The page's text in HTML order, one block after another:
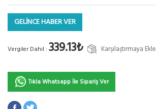
GELİNCE HABER VER
Vergiler Dahil : 339.13₺ Karşılaştırmaya Ekle
Tıkla Whatsapp İle Sipariş Ver